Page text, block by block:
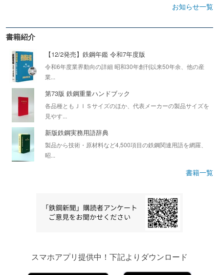
お知らせ一覧
書籍紹介
【12/2発売】鉄鋼年鑑 令和7年度版
令和6年度業界動向の詳細 昭和30年創刊以来50年余、他の産
業...
第73版 鉄鋼重量ハンドブック
各品種ともＪＩＳサイズのほか、代表メーカーの製品サイズを
見やす...
新版鉄鋼実務用語辞典
製品から技術・原材料など4,500項目の鉄鋼関連用語を網羅、
昭...
書籍一覧
スマホアプリ提供中！下記よりダウンロード